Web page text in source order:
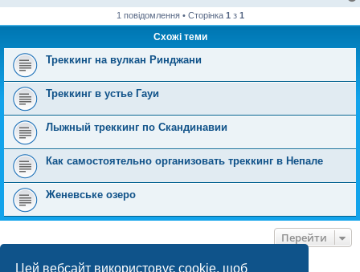
Цей вебсайт використовує cookie, щоб
1 повідомлення • Сторінка 1 з 1
Схожі теми
Треккинг на вулкан Ринджани
Треккинг в устье Гауи
Лыжный треккинг по Скандинавии
Как самостоятельно организовать треккинг в Непале
Женевське озеро
Перейти